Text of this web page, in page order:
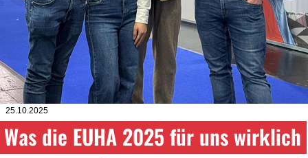
25.10.2025
Was die EUHA 2025 für uns wirklich